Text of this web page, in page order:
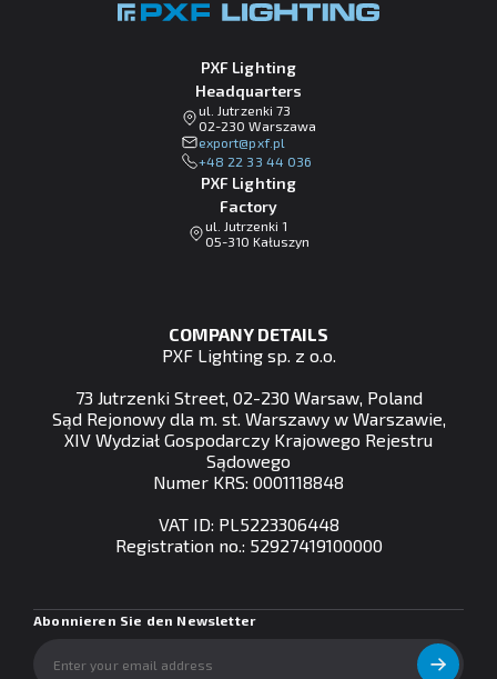
PXF Lighting
Headquarters
ul. Jutrzenki 73
02-230 Warszawa
lp.fxp@tropxe
+48 22 33 44 036
PXF Lighting
Factory
ul. Jutrzenki 1
05-310 Kałuszyn
COMPANY DETAILS
PXF Lighting sp. z o.o.
73 Jutrzenki Street, 02-230 Warsaw, Poland
Sąd Rejonowy dla m. st. Warszawy w Warszawie,
XIV Wydział Gospodarczy Krajowego Rejestru
Sądowego
Numer KRS: 0001118848
VAT ID: PL5223306448
Registration no.: 52927419100000
Abonnieren Sie den Newsletter